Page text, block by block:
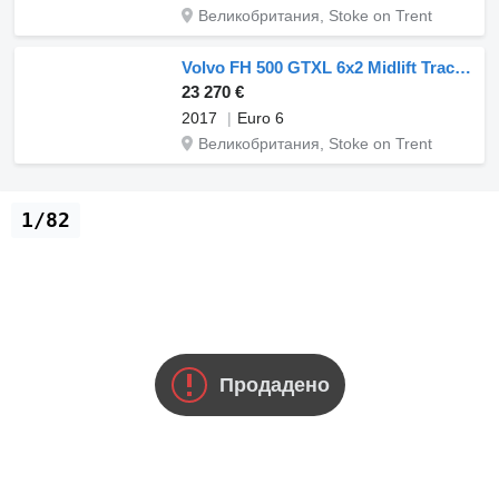
Великобритания, Stoke on Trent
Volvo FH 500 GTXL 6x2 Midlift Tractor Unit PTO
23 270 €
2017
Euro 6
Великобритания, Stoke on Trent
Продадено
1/82